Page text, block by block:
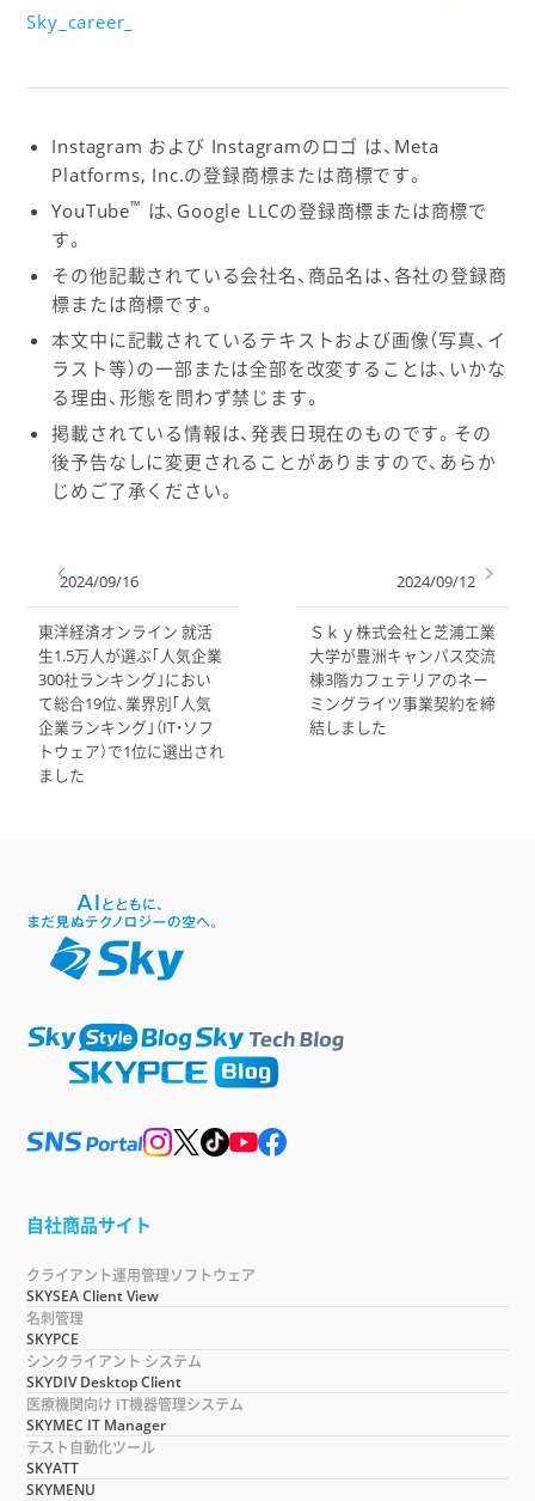
Sky_career_
Instagram および Instagramのロゴ は、Meta
Platforms, Inc.の登録商標または商標です。
YouTube™ は、Google LLCの登録商標または商標で
す。
その他記載されている会社名、商品名は、各社の登録商
標または商標です。
本文中に記載されているテキストおよび画像（写真、イ
ラスト等）の一部または全部を改変することは、いかな
る理由、形態を問わず禁じます。
掲載されている情報は、発表日現在のものです。その
後予告なしに変更されることがありますので、あらか
じめご了承ください。
2024/09/16
東洋経済オンライン 就活
生1.5万人が選ぶ｢人気企業
300社ランキング｣におい
て総合19位、業界別｢人気
企業ランキング｣（IT・ソフ
トウェア）で1位に選出され
ました
2024/09/12
Ｓｋｙ株式会社と芝浦工業
大学が豊洲キャンパス交流
棟3階カフェテリアのネー
ミングライツ事業契約を締
結しました
自社商品サイト
クライアント運用管理ソフトウェア
SKYSEA Client View
名刺管理
SKYPCE
シンクライアント システム
SKYDIV Desktop Client
医療機関向け IT機器管理システム
SKYMEC IT Manager
テスト自動化ツール
SKYATT
SKYMENU